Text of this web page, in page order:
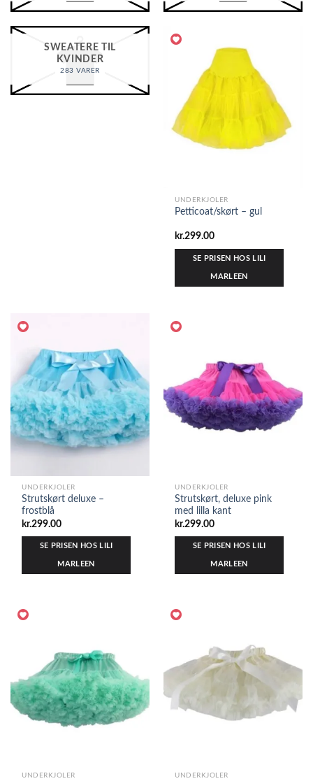
SWEATERE TIL
KVINDER
283 VARER
UNDERKJOLER
Petticoat/skørt – gul
kr.299.00
SE PRISEN HOS LILI
MARLEEN
UNDERKJOLER
Strutskørt deluxe –
frostblå
kr.299.00
SE PRISEN HOS LILI
MARLEEN
UNDERKJOLER
Strutskørt, deluxe pink
med lilla kant
kr.299.00
SE PRISEN HOS LILI
MARLEEN
UNDERKJOLER UNDERKJOLER